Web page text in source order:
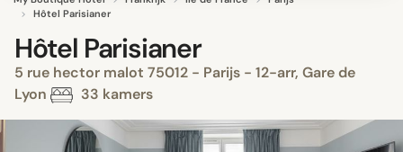
Hôtel Parisianer
Hôtel Parisianer
5 rue hector malot 75012 - Parijs - 12-arr, Gare de
Lyon
33 kamers